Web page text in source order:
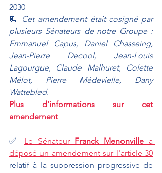
2030
📃 Cet amendement était cosigné par
plusieurs Sénateurs de notre Groupe :
Emmanuel Capus, Daniel Chasseing,
Jean-Pierre Decool, Jean-Louis
Lagourgue, Claude Malhuret, Colette
Mélot, Pierre Médevielle, Dany
Wattebled.
Plus d’informations sur cet
amendement
✅ Le Sénateur Franck Menonville a
déposé un amendement sur l'article 30
relatif à la suppression progressive de